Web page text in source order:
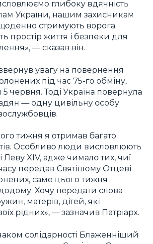
глибоку вдячність
України, нашим захисникам
щоденно стримують ворога
простір життя і безпеки для
— сказав він.
увагу на повернення
під час 75-го обміну,
червня. Тоді Україна повернула
— одну цивільну особу
тижня я отримав багато
Особливо люди висловлюють
Леву XIV, адже чимало тих, чиї
передав Святішому Отцеві
саме цього тижня
Хочу передати слова
матерів, дітей, які
рідних», — зазначив Патріарх.
солідарності Блаженніший